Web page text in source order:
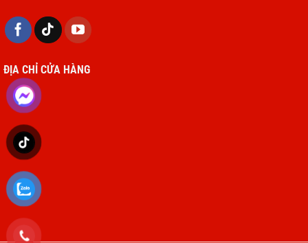
hoạt và sắp xếp công việc theo cách khoa học nhất.
ĐỊA CHỈ CỬA HÀNG